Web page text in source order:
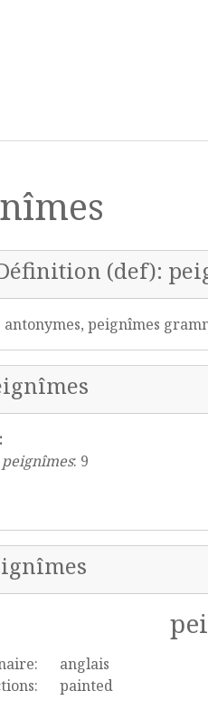
(def):
peignîmes
peignîmes: 9
anglais
painted